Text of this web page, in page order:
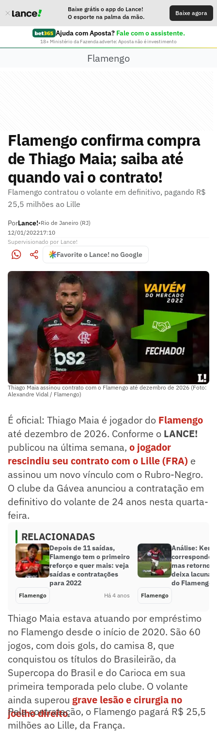
Baixe grátis o app do Lance!
O esporte na palma da mão.
Baixe agora
Ajuda com Aposta? Fale com o assistente.
18+ Ministério da Fazenda adverte: Aposta não é investimento
Flamengo
Flamengo confirma compra
de Thiago Maia; saiba até
quando vai o contrato!
Flamengo contratou o volante em definitivo, pagando R$
25,5 milhões ao Lille
PorLance!•Rio de Janeiro (RJ)
12/01/202217:10
Supervisionado por Lance!
Favorite o Lance! no Google
Thiago Maia assinou contrato com o Flamengo até dezembro de 2026 (Foto:
Alexandre Vidal / Flamengo)
É oficial: Thiago Maia é jogador do Flamengo
até dezembro de 2026. Conforme o LANCE!
publicou na última semana, o jogador
rescindiu seu contrato com o Lille (FRA) e
assinou um novo vínculo com o Rubro-Negro.
O clube da Gávea anunciou a contratação em
definitivo do volante de 24 anos nesta quarta-
feira.
RELACIONADAS
Depois de 11 saídas,
Flamengo tem o primeiro
reforço e quer mais: veja
saídas e contratações
para 2022
Flamengo Há 4 anos
Análise:
correspondeu
mas retorno
deixa lacuna
do Flamengo
Flamengo
Thiago Maia estava atuando por empréstimo
no Flamengo desde o início de 2020. São 60
jogos, com dois gols, do camisa 8, que
conquistou os títulos do Brasileirão, da
Supercopa do Brasil e do Carioca em sua
primeira temporada pelo clube. O volante
ainda superou grave lesão e cirurgia no
joelho direito.
Pela contratação, o Flamengo pagará R$ 25,5
milhões ao Lille, da França.